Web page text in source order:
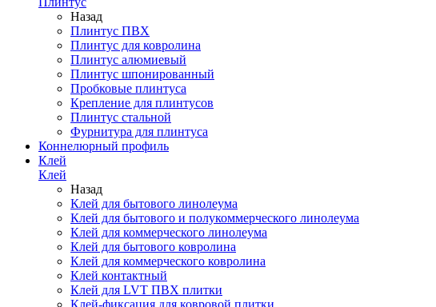
Назад
Плинтус ПВХ
Плинтус для ковролина
Плинтус алюмиевый
Плинтус шпонированный
Пробковые плинтуса
Крепление для плинтусов
Плинтус стальной
Фурнитура для плинтуса
Коннелюрный профиль
Клей
Клей
Назад
Клей для бытового линолеума
Клей для бытового и полукоммерческого линолеума
Клей для коммерческого линолеума
Клей для бытового ковролина
Клей для коммерческого ковролина
Клей контактный
Клей для LVT ПВХ плитки
Клей-фиксация для ковровой плитки